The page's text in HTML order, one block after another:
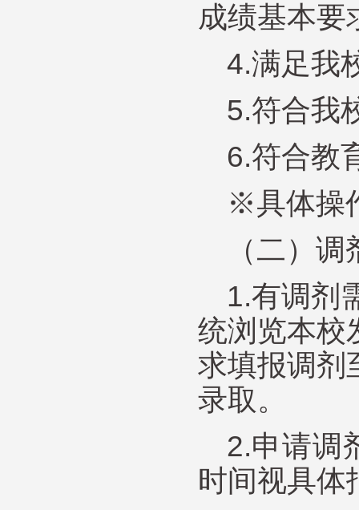
成绩基本要
4.满足我
5.符合我
6.符合教
※具体操
（二）
1.有调剂
统浏览本校
求填报调剂
录取。
2.申请调
时间视具体